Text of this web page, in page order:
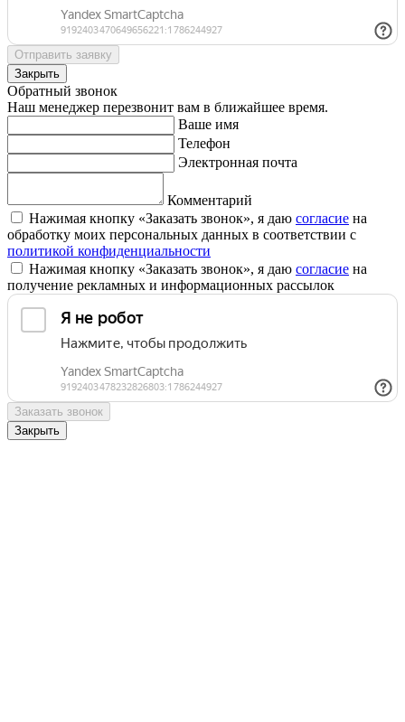
Отправить заявку
Закрыть
Обратный звонок
Наш менеджер перезвонит вам в ближайшее время.
Ваше имя
Телефон
Электронная почта
Комментарий
Нажимая кнопку «Заказать звонок», я даю согласие на
обработку моих персональных данных в соответствии с
политикой конфиденциальности
Нажимая кнопку «Заказать звонок», я даю согласие на
получение рекламных и информационных рассылок
Заказать звонок
Закрыть